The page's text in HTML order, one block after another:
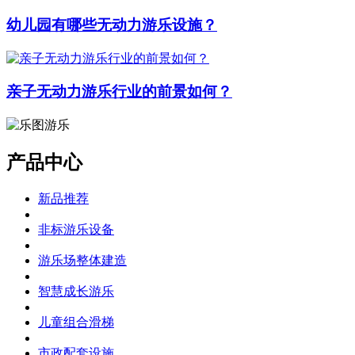
幼儿园有哪些无动力游乐设施？
亲子无动力游乐行业的前景如何？
产品中心
新品推荐
非标游乐设备
游乐场整体建造
智慧成长游乐
儿童组合滑梯